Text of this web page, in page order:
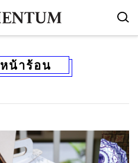
หน้าร้อน